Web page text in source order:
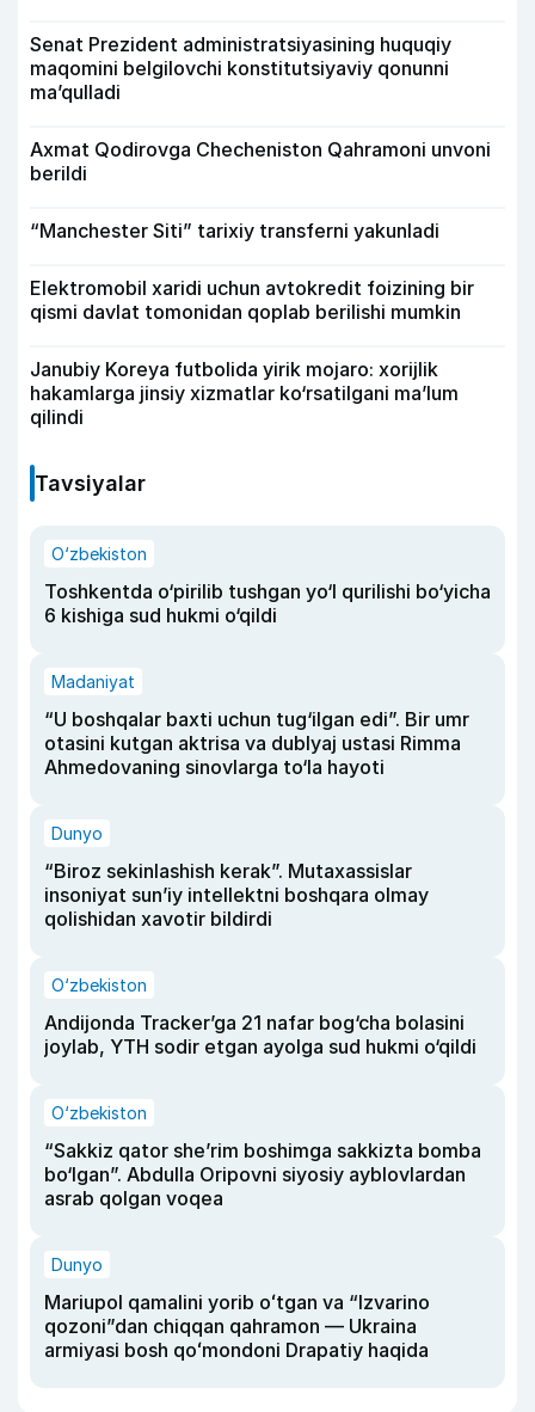
Senat Prezident administratsiyasining huquqiy
maqomini belgilovchi konstitutsiyaviy qonunni
ma’qulladi
Axmat Qodirovga Checheniston Qahramoni unvoni
berildi
“Manchester Siti” tarixiy transferni yakunladi
Elektromobil xaridi uchun avtokredit foizining bir
qismi davlat tomonidan qoplab berilishi mumkin
Janubiy Koreya futbolida yirik mojaro: xorijlik
hakamlarga jinsiy xizmatlar ko‘rsatilgani ma’lum
qilindi
Tavsiyalar
O‘zbekiston
Toshkentda o‘pirilib tushgan yo‘l qurilishi bo‘yicha
6 kishiga sud hukmi o‘qildi
Madaniyat
“U boshqalar baxti uchun tug‘ilgan edi”. Bir umr
otasini kutgan aktrisa va dublyaj ustasi Rimma
Ahmedovaning sinovlarga to‘la hayoti
Dunyo
“Biroz sekinlashish kerak”. Mutaxassislar
insoniyat sun’iy intellektni boshqara olmay
qolishidan xavotir bildirdi
O‘zbekiston
Andijonda Tracker’ga 21 nafar bog‘cha bolasini
joylab, YTH sodir etgan ayolga sud hukmi o‘qildi
O‘zbekiston
“Sakkiz qator she’rim boshimga sakkizta bomba
bo‘lgan”. Abdulla Oripovni siyosiy ayblovlardan
asrab qolgan voqea
Dunyo
Mariupol qamalini yorib oʻtgan va “Izvarino
qozoni”dan chiqqan qahramon — Ukraina
armiyasi bosh qoʻmondoni Drapatiy haqida